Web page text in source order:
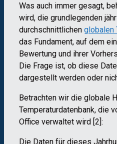
Was auch immer gesagt,
wird, die grundlegenden
durchschnittlichen globalen
das Fundament, auf dem
Bewertung und ihrer
Die Frage ist, ob diese
dargestellt werden oder
Betrachten wir die globale
Temperaturdatenbank, die
Office verwaltet wird [2]:
Die Daten für dieses